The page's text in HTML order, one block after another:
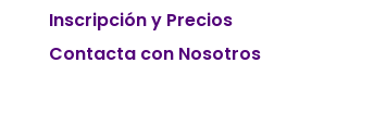
Inscripción y Precios
Contacta con Nosotros